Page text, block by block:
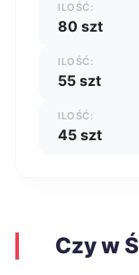
ILOŚĆ:
80 szt
ILOŚĆ:
55 szt
ILOŚĆ:
45 szt
Czy w